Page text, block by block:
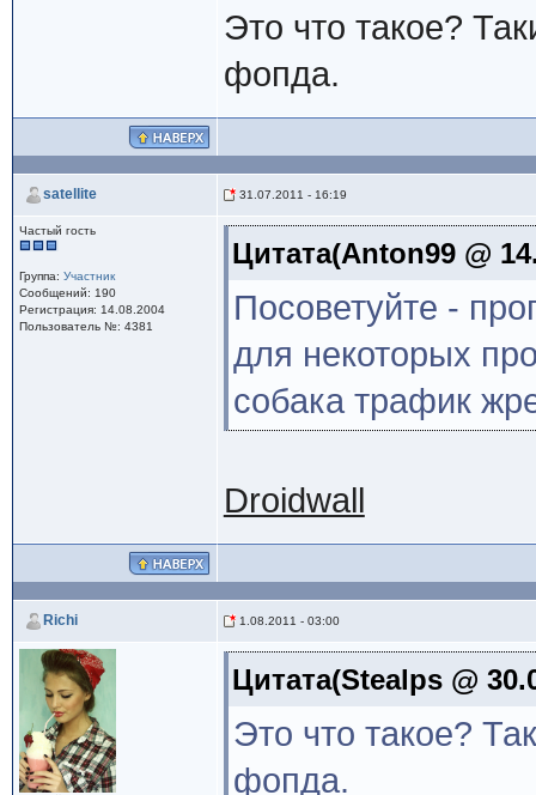
Это что такое?
фопда.
satellite 31.07.2011 - 16:19
Частый гость
Группа: Участник
Сообщений: 190
Регистрация: 14.08.2004
Пользователь №: 4381
Цитата(Anton99 @
Посоветуйте -
для некоторых
собака трафик
Droidwall
Richi 1.08.2011 - 03:00
Цитата(Stealps @
Это что такое?
фопда.